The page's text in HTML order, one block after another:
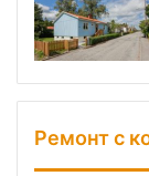
Ремонт с